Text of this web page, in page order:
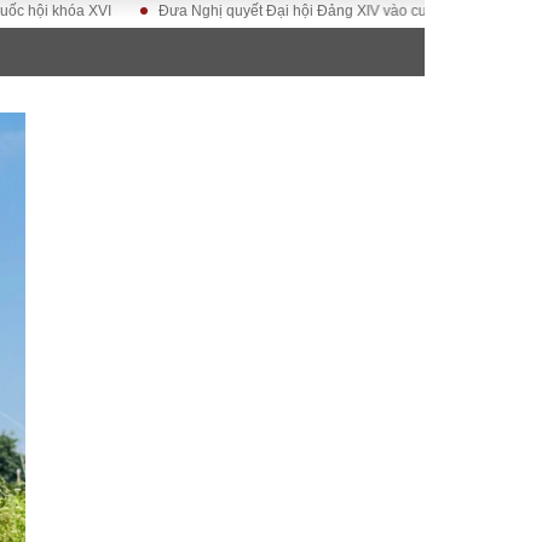
XVI Đưa Nghị quyết Đại hội Đảng XIV vào cuộc sống